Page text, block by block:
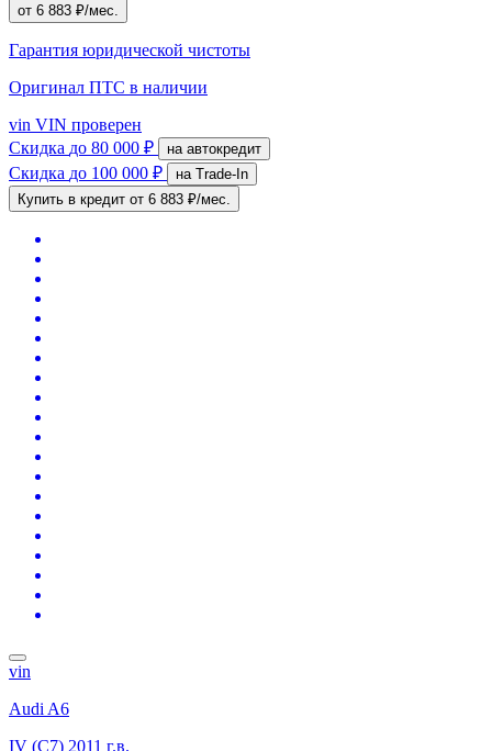
от 6 883 ₽/мес.
Гарантия юридической чистоты
Оригинал ПТС в наличии
vin VIN проверен
Скидка до 80 000 ₽ на автокредит
Скидка до 100 000 ₽
на Trade-In
Купить в кредит от 6 883 ₽/мес.
vin
Audi A6
IV (C7) 2011 г.в.